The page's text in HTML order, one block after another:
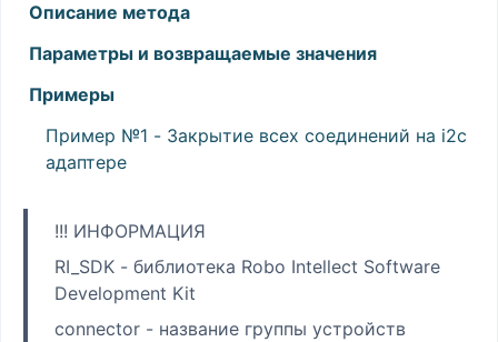
Описание метода
Параметры и возвращаемые значения
Примеры
Пример №1 - Закрытие всех соединений на i2c
адаптере
!!! ИНФОРМАЦИЯ
RI_SDK - библиотека Robo Intellect Software
Development Kit
connector - название группы устройств